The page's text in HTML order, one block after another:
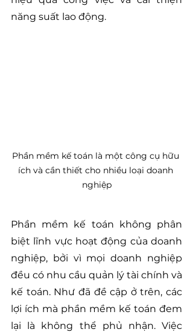
năng suất lao động.
Phần mềm kế toán là một công cụ hữu
ích và cần thiết cho nhiều loại doanh
nghiệp
Phần mềm kế toán không phân
biệt lĩnh vực hoạt động của doanh
nghiệp, bởi vì mọi doanh nghiệp
đều có nhu cầu quản lý tài chính và
kế toán. Như đã đề cập ở trên, các
lợi ích mà phần mềm kế toán đem
lại là không thể phủ nhận. Việc